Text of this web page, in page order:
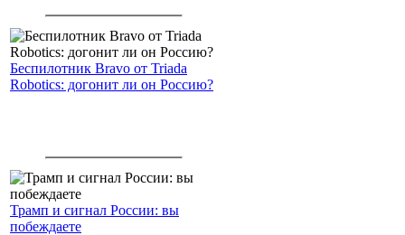
Беспилотник Bravo от Triada
Robotics: догонит ли он Россию?
Трамп и сигнал России: вы
побеждаете